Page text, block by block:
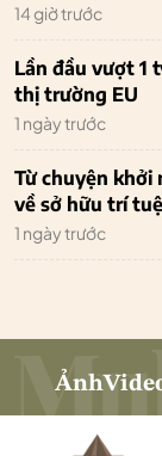
14 giờ trước
Lần đầu vượt 1
thị trường EU
1 ngày trước
Từ chuyện khởi
về sở hữu trí
1 ngày trước
Ảnh